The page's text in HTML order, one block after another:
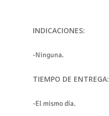
INDICACIONES:
-Ninguna.
TIEMPO DE ENTREGA:
-El mismo día.